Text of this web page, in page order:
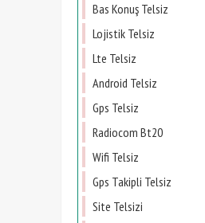
Bas Konuş Telsiz
Lojistik Telsiz
Lte Telsiz
Android Telsiz
Gps Telsiz
Radiocom Bt20
Wifi Telsiz
Gps Takipli Telsiz
Site Telsizi